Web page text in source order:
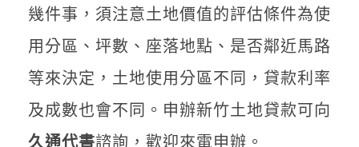
幾件事，須注意土地價值的評估條件為使
用分區、坪數、座落地點、是否鄰近馬路
等來決定，土地使用分區不同，貸款利率
及成數也會不同。申辦新竹土地貸款可向
久通代書諮詢，歡迎來電申辦。